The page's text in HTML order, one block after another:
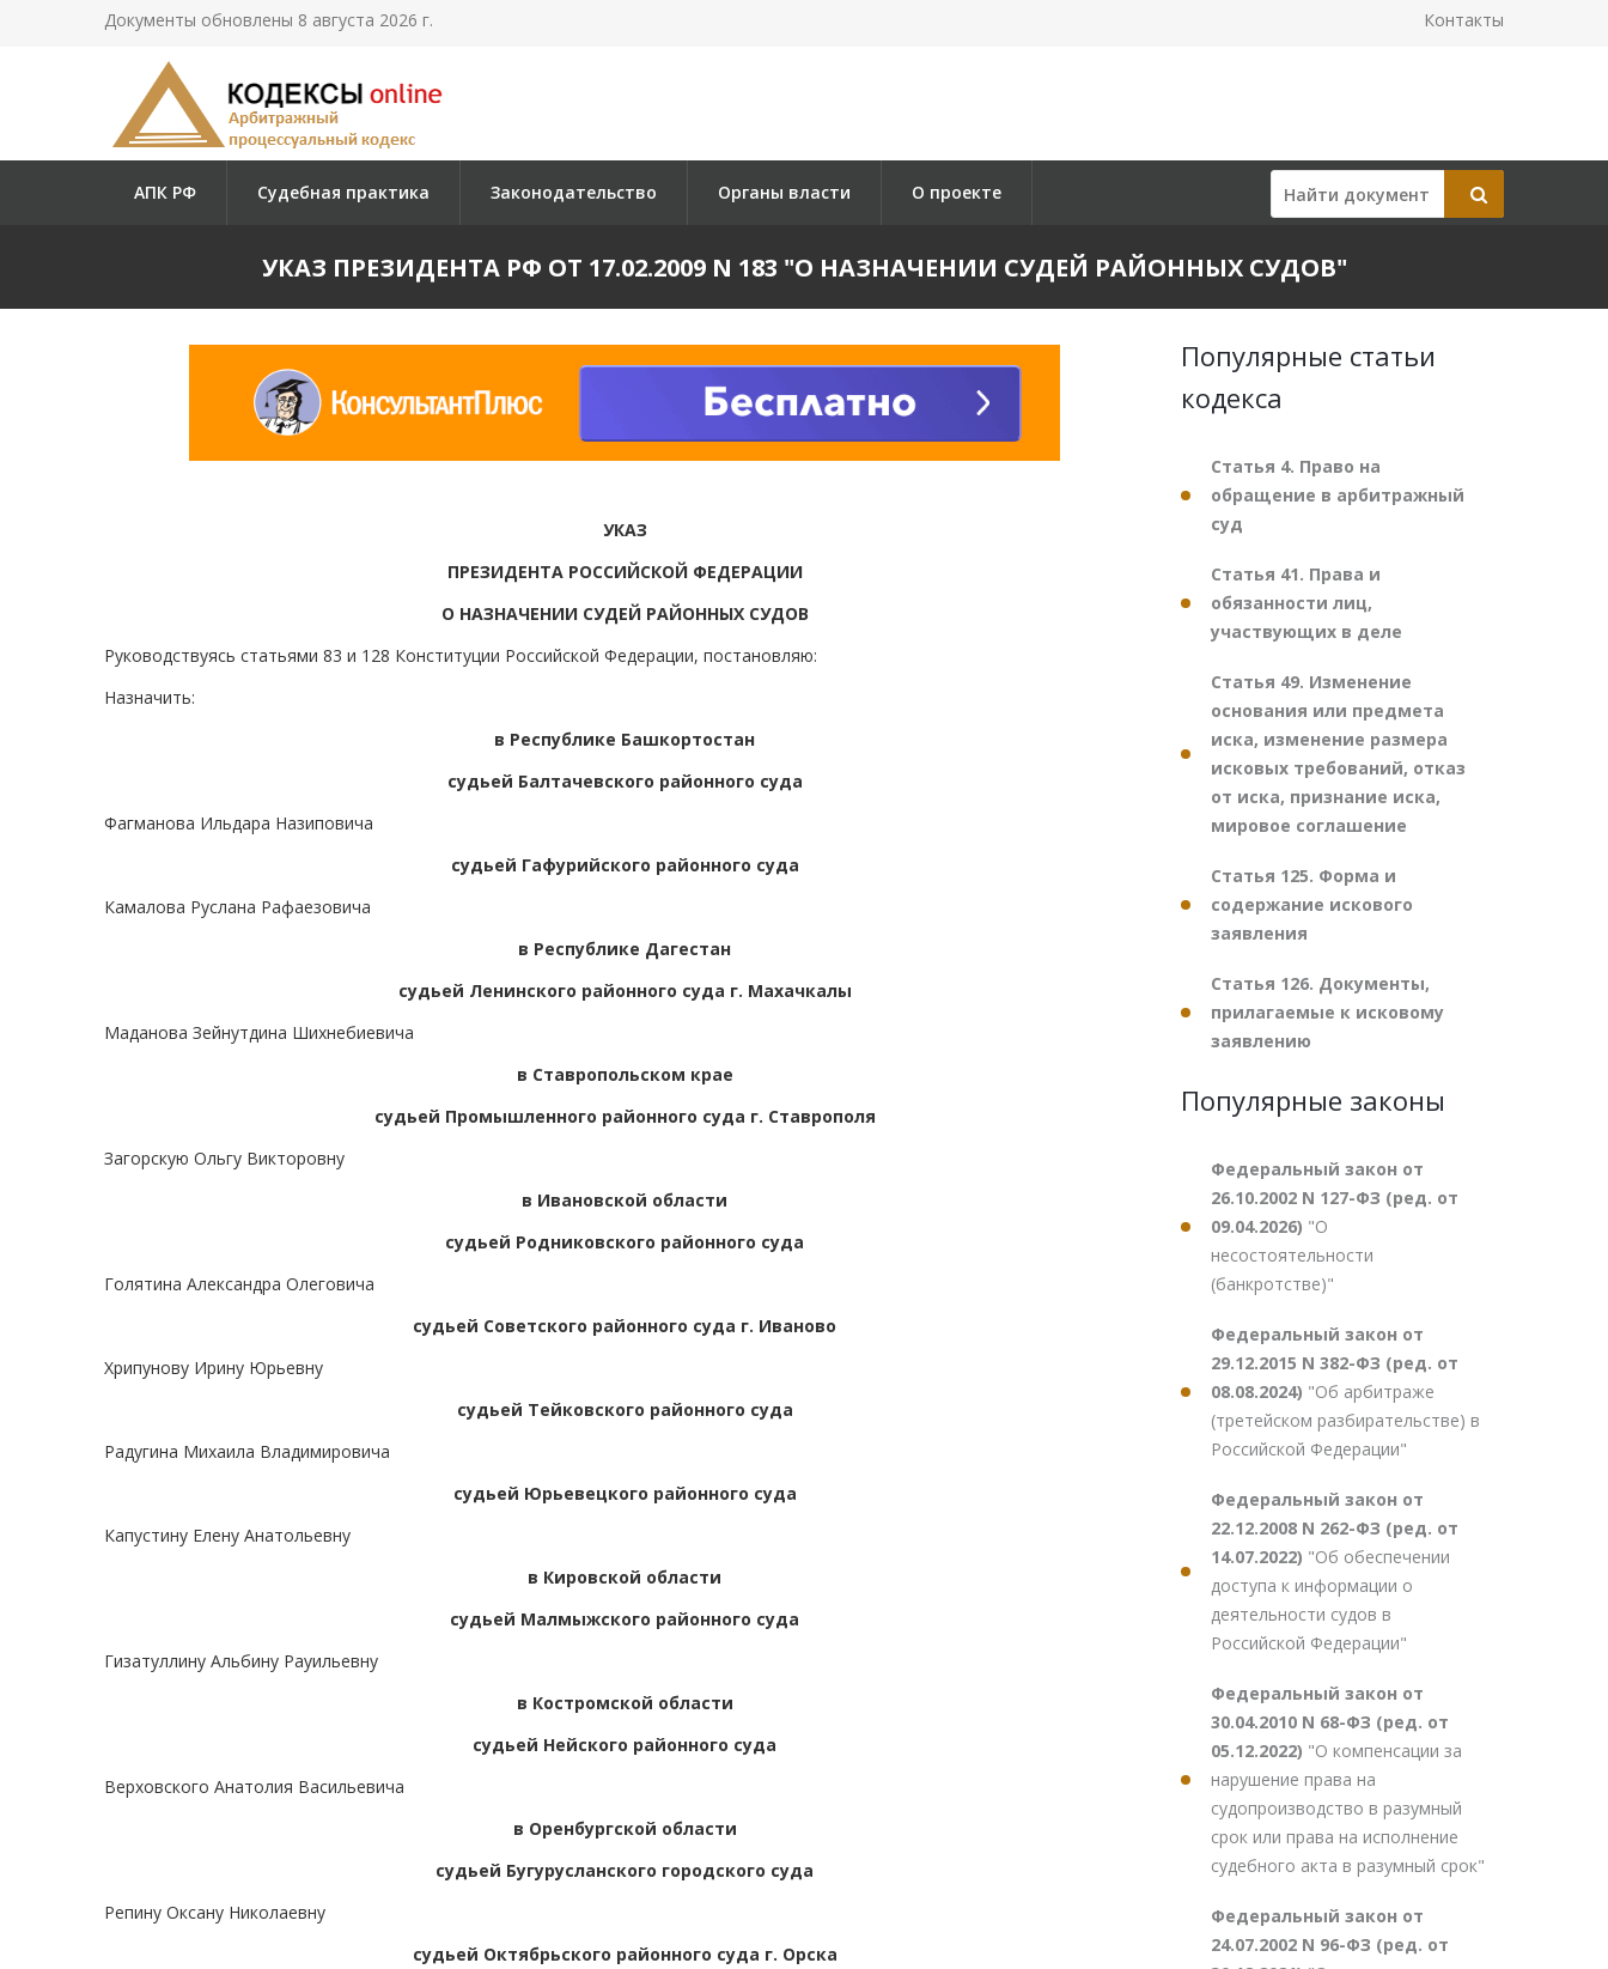
Документы обновлены 8 августа 2026 г. Контакты
АПК РФ Судебная практика Законодательство Органы власти О проекте
УКАЗ ПРЕЗИДЕНТА РФ ОТ 17.02.2009 N 183 "О НАЗНАЧЕНИИ СУДЕЙ РАЙОННЫХ СУДОВ"
УКАЗ
ПРЕЗИДЕНТА РОССИЙСКОЙ ФЕДЕРАЦИИ
О НАЗНАЧЕНИИ СУДЕЙ РАЙОННЫХ СУДОВ
Руководствуясь статьями 83 и 128 Конституции Российской Федерации, постановляю:
Назначить:
в Республике Башкортостан
судьей Балтачевского районного суда
Фагманова Ильдара Назиповича
судьей Гафурийского районного суда
Камалова Руслана Рафаезовича
в Республике Дагестан
судьей Ленинского районного суда г. Махачкалы
Маданова Зейнутдина Шихнебиевича
в Ставропольском крае
судьей Промышленного районного суда г. Ставрополя
Загорскую Ольгу Викторовну
в Ивановской области
судьей Родниковского районного суда
Голятина Александра Олеговича
судьей Советского районного суда г. Иваново
Хрипунову Ирину Юрьевну
судьей Тейковского районного суда
Радугина Михаила Владимировича
судьей Юрьевецкого районного суда
Капустину Елену Анатольевну
в Кировской области
судьей Малмыжского районного суда
Гизатуллину Альбину Рауильевну
в Костромской области
судьей Нейского районного суда
Верховского Анатолия Васильевича
в Оренбургской области
судьей Бугурусланского городского суда
Репину Оксану Николаевну
судьей Октябрьского районного суда г. Орска
Популярные статьи
кодекса
Статья 4. Право на
обращение в арбитражный
суд
Статья 41. Права и
обязанности лиц,
участвующих в деле
Статья 49. Изменение
основания или предмета
иска, изменение размера
исковых требований, отказ
от иска, признание иска,
мировое соглашение
Статья 125. Форма и
содержание искового
заявления
Статья 126. Документы,
прилагаемые к исковому
заявлению
Популярные законы
Федеральный закон от
26.10.2002 N 127-ФЗ (ред. от
09.04.2026) "О
несостоятельности
(банкротстве)"
Федеральный закон от
29.12.2015 N 382-ФЗ (ред. от
08.08.2024) "Об арбитраже
(третейском разбирательстве) в
Российской Федерации"
Федеральный закон от
22.12.2008 N 262-ФЗ (ред. от
14.07.2022) "Об обеспечении
доступа к информации о
деятельности судов в
Российской Федерации"
Федеральный закон от
30.04.2010 N 68-ФЗ (ред. от
05.12.2022) "О компенсации за
нарушение права на
судопроизводство в разумный
срок или права на исполнение
судебного акта в разумный срок"
Федеральный закон от
24.07.2002 N 96-ФЗ (ред. от